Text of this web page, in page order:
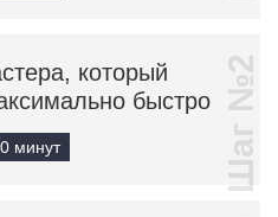
который
быстро
минут Шаг №2